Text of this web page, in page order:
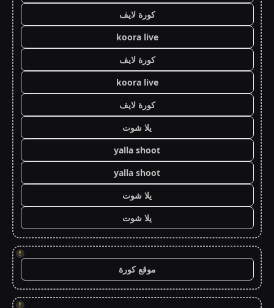
كورة لايف
koora live
كورة لايف
koora live
كورة لايف
يلا شوت
yalla shoot
yalla shoot
يلا شوت
يلا شوت
!
موقع كورة
!